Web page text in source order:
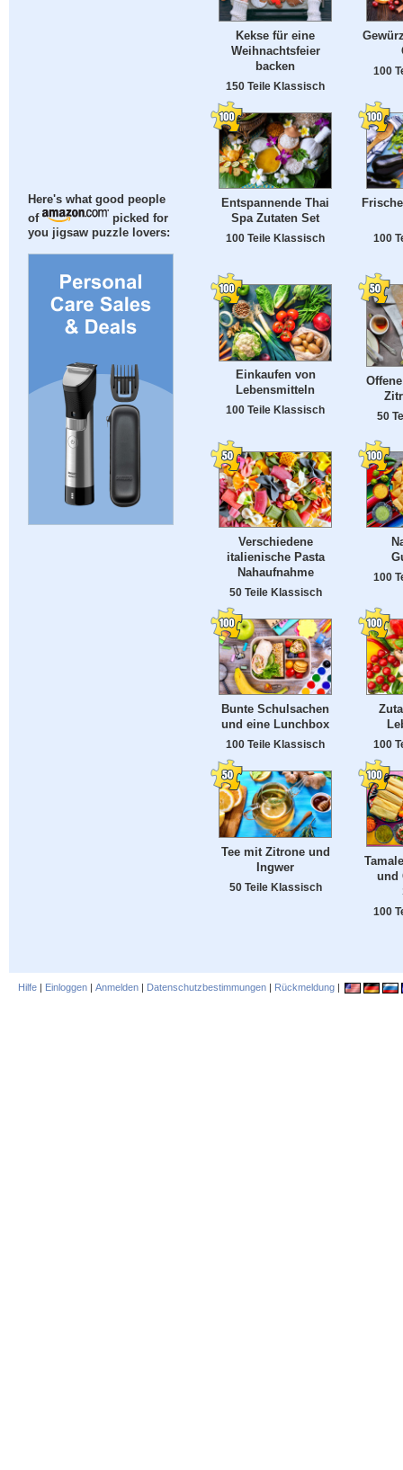
Here's what good people
of
picked for
you jigsaw puzzle lovers:
Kekse für eine
Weihnachtsfeier
backen
150 Teile Klassisch
100
Entspannende Thai
Spa Zutaten Set
100 Teile Klassisch 100
Einkaufen von
Lebensmitteln
100 Teile Klassisch
50
Verschiedene
italienische Pasta
Nahaufnahme
50 Teile Klassisch
100
Bunte Schulsachen
und eine Lunchbox
100 Teile Klassisch 100
Tee mit Zitrone und
Ingwer
50 Teile Klassisch
und
100
Hilfe | Einloggen | Anmelden | Datenschutzbestimmungen | Rückmeldung |